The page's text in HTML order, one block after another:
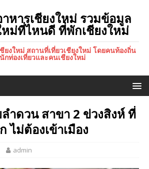
าหารเชียงใหม่ รวมข้อมูล
หม่ที่ไหนดี ที่พักเชียงใหม่
งใหม่ สถานที่เที่ยวเชียงใหม่ โดยคนท้องถิ่น
กท่องเที่ยวและคนเชียงใหม่
ำดวน สาขา 2 ข่วงสิงห์ ที่
ไม่ต้องเข้าเมือง
admin